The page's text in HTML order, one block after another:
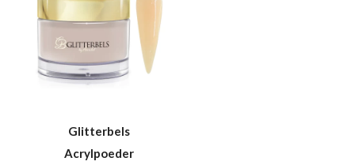
Glitterbels
Acrylpoeder